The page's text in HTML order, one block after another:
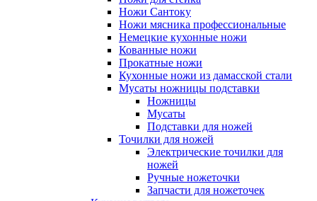
Ножи Сантоку
Ножи мясника профессиональные
Немецкие кухонные ножи
Кованные ножи
Прокатные ножи
Кухонные ножи из дамасской стали
Мусаты ножницы подставки
Ножницы
Мусаты
Подставки для ножей
Точилки для ножей
Электрические точилки для
ножей
Ручные ножеточки
Запчасти для ножеточек